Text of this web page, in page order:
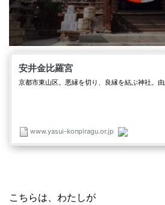
こちらは、わたしが